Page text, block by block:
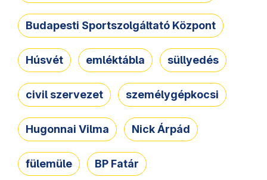
Budapesti Sportszolgáltató Központ
Húsvét emléktábla süllyedés
civil szervezet személygépkocsi
Hugonnai Vilma Nick Árpád
fülemüle BP Fatár